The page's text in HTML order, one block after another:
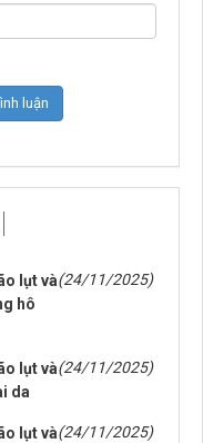
lụt và
hô
(24/11/2025)
lụt và
da
(24/11/2025)
lụt và(24/11/2025)